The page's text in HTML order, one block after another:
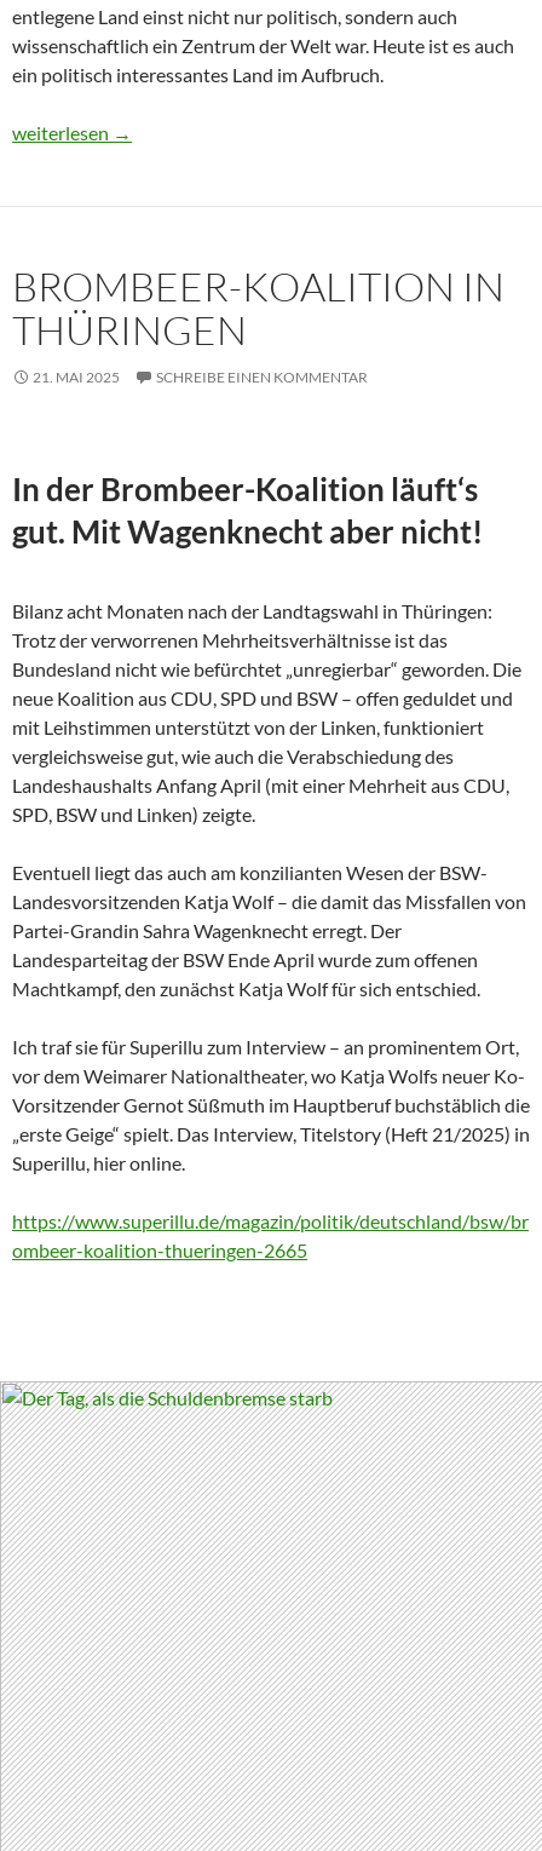
entlegene Land einst nicht nur politisch, sondern auch
wissenschaftlich ein Zentrum der Welt war. Heute ist es auch
ein politisch interessantes Land im Aufbruch.
Usbekistan 2025: Unterwegs in einem Land im Aufbruch
weiterlesen →
BROMBEER-KOALITION IN
THÜRINGEN
21. MAI 2025 SCHREIBE EINEN KOMMENTAR
In der Brombeer-Koalition läuft‘s
gut. Mit Wagenknecht aber nicht!
Bilanz acht Monaten nach der Landtagswahl in Thüringen:
Trotz der verworrenen Mehrheitsverhältnisse ist das
Bundesland nicht wie befürchtet „unregierbar“ geworden. Die
neue Koalition aus CDU, SPD und BSW – offen geduldet und
mit Leihstimmen unterstützt von der Linken, funktioniert
vergleichsweise gut, wie auch die Verabschiedung des
Landeshaushalts Anfang April (mit einer Mehrheit aus CDU,
SPD, BSW und Linken) zeigte.
Eventuell liegt das auch am konzilianten Wesen der BSW-
Landesvorsitzenden Katja Wolf – die damit das Missfallen von
Partei-Grandin Sahra Wagenknecht erregt. Der
Landesparteitag der BSW Ende April wurde zum offenen
Machtkampf, den zunächst Katja Wolf für sich entschied.
Ich traf sie für Superillu zum Interview – an prominentem Ort,
vor dem Weimarer Nationaltheater, wo Katja Wolfs neuer Ko-
Vorsitzender Gernot Süßmuth im Hauptberuf buchstäblich die
„erste Geige“ spielt. Das Interview, Titelstory (Heft 21/2025) in
Superillu, hier online.
https://www.superillu.de/magazin/politik/deutschland/bsw/br
ombeer-koalition-thueringen-2665